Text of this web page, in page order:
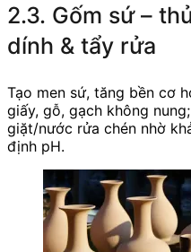
2.3. Gốm sứ –
dính & tẩy rửa
Tạo men sứ, tăng bền cơ
giấy, gỗ, gạch không
giặt/nước rửa chén nhờ
định pH.